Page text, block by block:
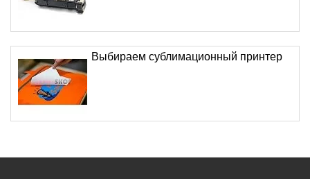
Выбираем сублимационный принтер